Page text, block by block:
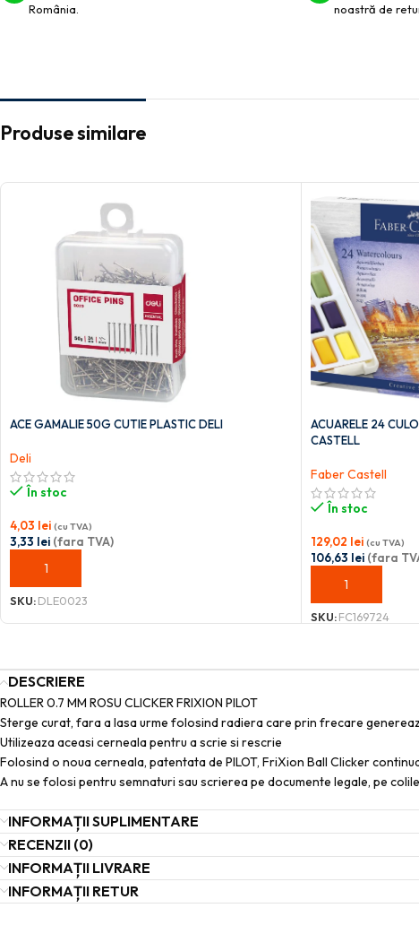
România.
noastră de
Produse similare
ACE GAMALIE 50G CUTIE PLASTIC DELI
Deli
În stoc
4,03 lei (cu TVA)
3,33 lei (fara TVA)
ADAUGĂ ÎN COȘ
SKU:DLE0023
ACUARELE 24
CASTELL
Faber Castell
În stoc
129,02 lei (cu TVA)
106,63 lei(fara
ADAUGĂ ÎN COȘ
SKU:FC169724
DESCRIERE
ROLLER 0.7 MM ROSU CLICKER FRIXION PILOT
Sterge curat, fara a lasa urme folosind radiera care prin frecare
Utilizeaza aceasi cerneala pentru a scrie si rescrie
Folosind o noua cerneala, patentata de PILOT, FriXion Ball Clicker
A nu se folosi pentru semnaturi sau scrierea pe documente legale, pe
INFORMAȚII SUPLIMENTARE
RECENZII (0)
INFORMAȚII LIVRARE
INFORMAȚII RETUR